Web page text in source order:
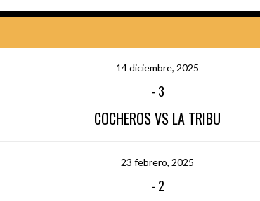
14 diciembre, 2025
- 3
COCHEROS VS LA TRIBU
23 febrero, 2025
- 2